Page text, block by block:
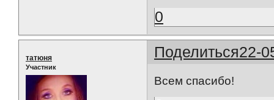
0
Поделиться22-
татюня
Участник
Всем спасибо!